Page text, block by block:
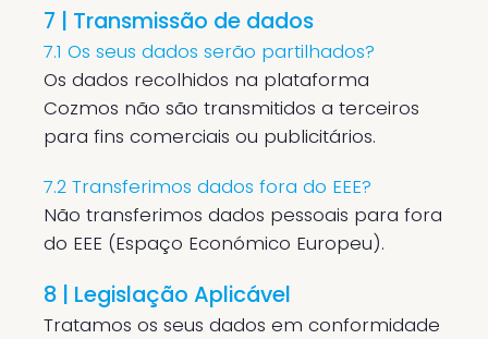
7 | Transmissão de dados
7.1 Os seus dados serão partilhados?
Os dados recolhidos na plataforma
Cozmos não são transmitidos a terceiros
para fins comerciais ou publicitários.
7.2 Transferimos dados fora do EEE?
Não transferimos dados pessoais para fora
do EEE (Espaço Económico Europeu).
8 | Legislação Aplicável
Tratamos os seus dados em conformidade